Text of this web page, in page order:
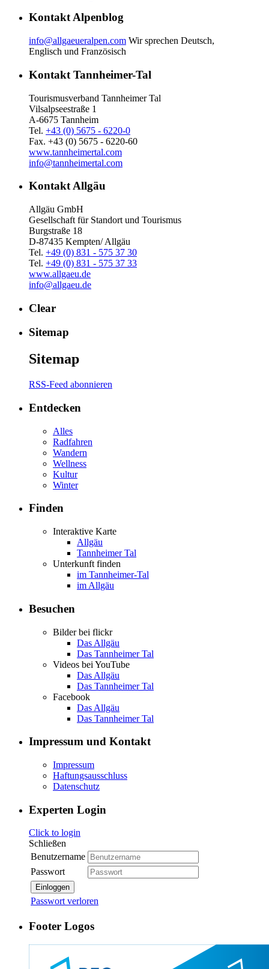
Kontakt Alpenblog
info@allgaeueralpen.com Wir sprechen Deutsch,
Englisch und Französisch
Kontakt Tannheimer-Tal
Tourismusverband Tannheimer Tal
Vilsalpseestraße 1
A-6675 Tannheim
Tel. +43 (0) 5675 - 6220-0
Fax. +43 (0) 5675 - 6220-60
www.tannheimertal.com
info@tannheimertal.com
Kontakt Allgäu
Allgäu GmbH
Gesellschaft für Standort und Tourismus
Burgstraße 18
D-87435 Kempten/ Allgäu
Tel. +49 (0) 831 - 575 37 30
Tel. +49 (0) 831 - 575 37 33
www.allgaeu.de
info@allgaeu.de
Clear
Sitemap
Sitemap
RSS-Feed abonnieren
Entdecken
Alles
Radfahren
Wandern
Wellness
Kultur
Winter
Finden
Interaktive Karte
Allgäu
Tannheimer Tal
Unterkunft finden
im Tannheimer-Tal
im Allgäu
Besuchen
Bilder bei flickr
Das Allgäu
Das Tannheimer Tal
Videos bei YouTube
Das Allgäu
Das Tannheimer Tal
Facebook
Das Allgäu
Das Tannheimer Tal
Impressum und Kontakt
Impressum
Haftungsausschluss
Datenschutz
Experten Login
Click to login
Schließen
Benutzername
Passwort
Einloggen
Passwort verloren
Footer Logos